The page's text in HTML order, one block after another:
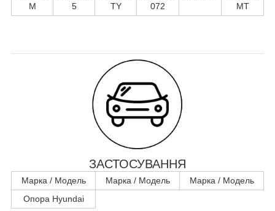
M
5
TY
072
MT
ЗАСТОСУВАННЯ
Марка / Модель Марка / Модель
Марка / Модель
Опора Hyundai